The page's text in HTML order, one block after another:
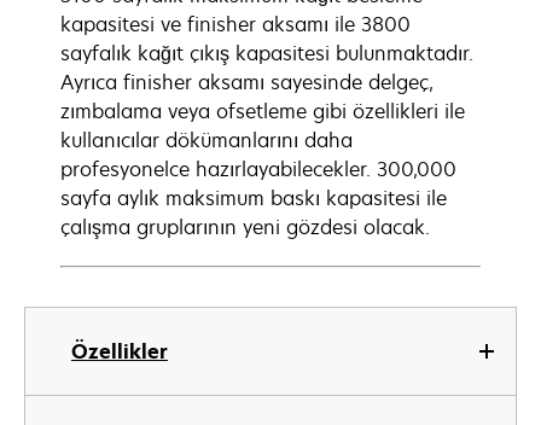
Özellikler
kapasitesi ve finisher aksamı ile 3800
sayfalık kağıt çıkış kapasitesi bulunmaktadır.
Ayrıca finisher aksamı sayesinde delgeç,
zımbalama veya ofsetleme gibi özellikleri ile
kullanıcılar dökümanlarını daha
profesyonelce hazırlayabilecekler. 300,000
sayfa aylık maksimum baskı kapasitesi ile
çalışma gruplarının yeni gözdesi olacak.